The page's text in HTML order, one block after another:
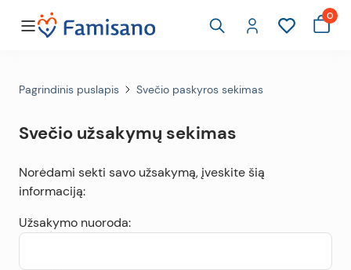
0
Pagrindinis puslapis Svečio paskyros sekimas
Svečio užsakymų sekimas
Norėdami sekti savo užsakymą, įveskite šią
informaciją:
Užsakymo nuoroda: